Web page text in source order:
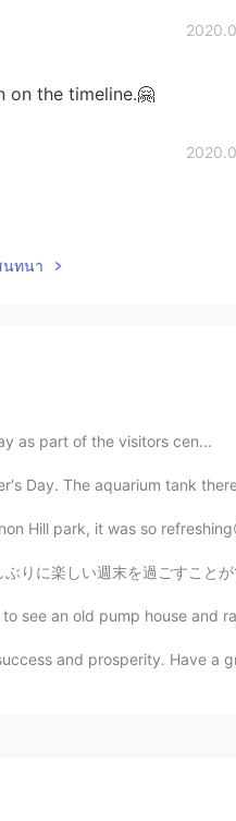
on the timeline.🤗
นทนา
as part of the visitors cen...
Day. The aquarium tank
Hill park, it was so
温泉に行って、乗馬クラブのレッスンでホタテ、チョリソ、イ
see an old pump house and
and prosperity. Have a